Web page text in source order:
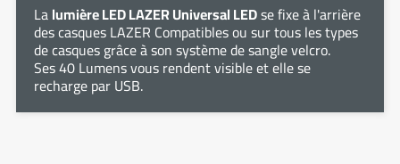
Lalumière LED LAZER Universal LEDse fixe à l'arrière
des casques LAZER Compatibles ou sur tous les types
de casques grâce à son système de sangle velcro.
Ses 40 Lumens vous rendent visible et elle se
recharge par USB.